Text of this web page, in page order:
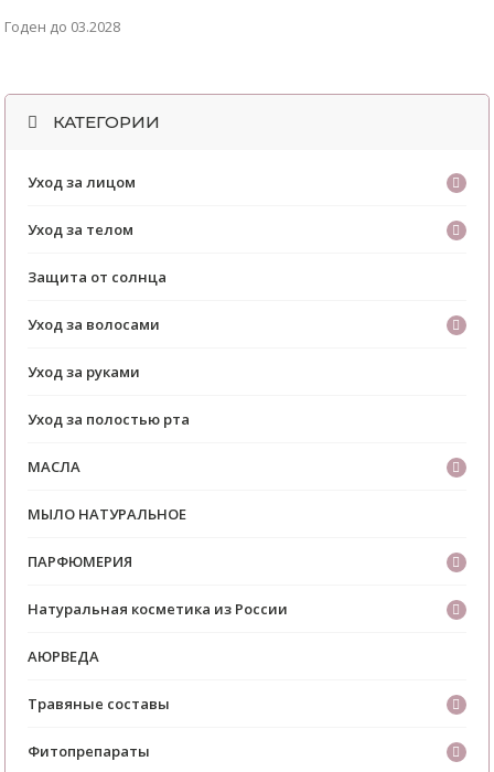
Годен до 03.2028
КАТЕГОРИИ
Уход за лицом
Уход за телом
Защита от солнца
Уход за волосами
Уход за руками
Уход за полостью рта
МАСЛА
МЫЛО НАТУРАЛЬНОЕ
ПАРФЮМЕРИЯ
Натуральная косметика из России
АЮРВЕДА
Травяные составы
Фитопрепараты